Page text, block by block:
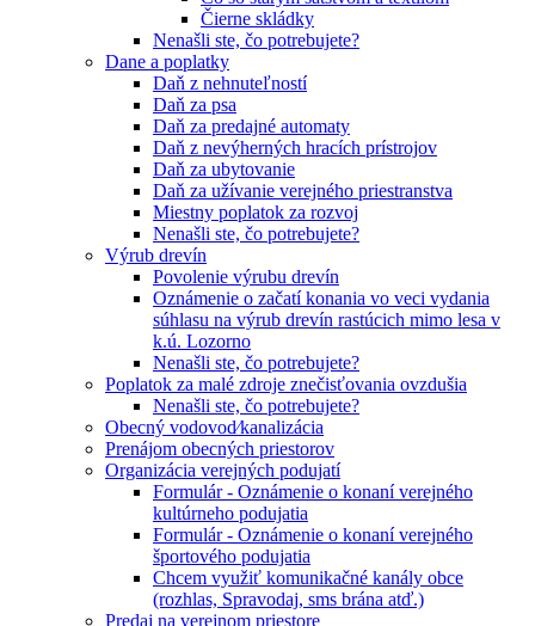
Čierne skládky
Nenašli ste, čo potrebujete?
Dane a poplatky
Daň z nehnuteľností
Daň za psa
Daň za predajné automaty
Daň z nevýherných hracích prístrojov
Daň za ubytovanie
Daň za užívanie verejného priestranstva
Miestny poplatok za rozvoj
Nenašli ste, čo potrebujete?
Výrub drevín
Povolenie výrubu drevín
Oznámenie o začatí konania vo veci vydania
súhlasu na výrub drevín rastúcich mimo lesa v
k.ú. Lozorno
Nenašli ste, čo potrebujete?
Poplatok za malé zdroje znečisťovania ovzdušia
Nenašli ste, čo potrebujete?
Obecný vodovod⁄kanalizácia
Prenájom obecných priestorov
Organizácia verejných podujatí
Formulár - Oznámenie o konaní verejného
kultúrneho podujatia
Formulár - Oznámenie o konaní verejného
športového podujatia
Chcem využiť komunikačné kanály obce
(rozhlas, Spravodaj, sms brána atď.)
Predaj na verejnom priestore